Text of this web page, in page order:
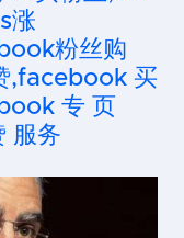
涨
粉丝购
,facebook 买
专 页
服务